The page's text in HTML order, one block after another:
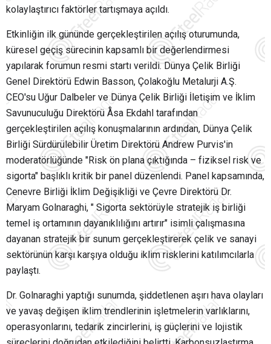
kolaylaştırıcı faktörler tartışmaya açıldı.
Etkinliğin ilk gününde gerçekleştirilen açılış oturumunda,
küresel geçiş sürecinin kapsamlı bir değerlendirmesi
yapılarak forumun resmi startı verildi. Dünya Çelik Birliği
Genel Direktörü Edwin Basson, Çolakoğlu Metalurji A.Ş.
CEO'su Uğur Dalbeler ve Dünya Çelik Birliği İletişim ve İklim
Savunuculuğu Direktörü Åsa Ekdahl tarafından
gerçekleştirilen açılış konuşmalarının ardından, Dünya Çelik
Birliği Sürdürülebilir Üretim Direktörü Andrew Purvis'in
moderatörlüğünde "Risk ön plana çıktığında – fiziksel risk ve
sigorta" başlıklı kritik bir panel düzenlendi. Panel kapsamında,
Cenevre Birliği İklim Değişikliği ve Çevre Direktörü Dr.
Maryam Golnaraghi, " Sigorta sektörüyle stratejik iş birliği
temel iş ortamının dayanıklılığını artırır" isimli çalışmasına
dayanan stratejik bir sunum gerçekleştirerek çelik ve sanayi
sektörünün karşı karşıya olduğu iklim risklerini katılımcılarla
paylaştı.
Dr. Golnaraghi yaptığı sunumda, şiddetlenen aşırı hava olayları
ve yavaş değişen iklim trendlerinin işletmelerin varlıklarını,
operasyonlarını, tedarik zincirlerini, iş güçlerini ve lojistik